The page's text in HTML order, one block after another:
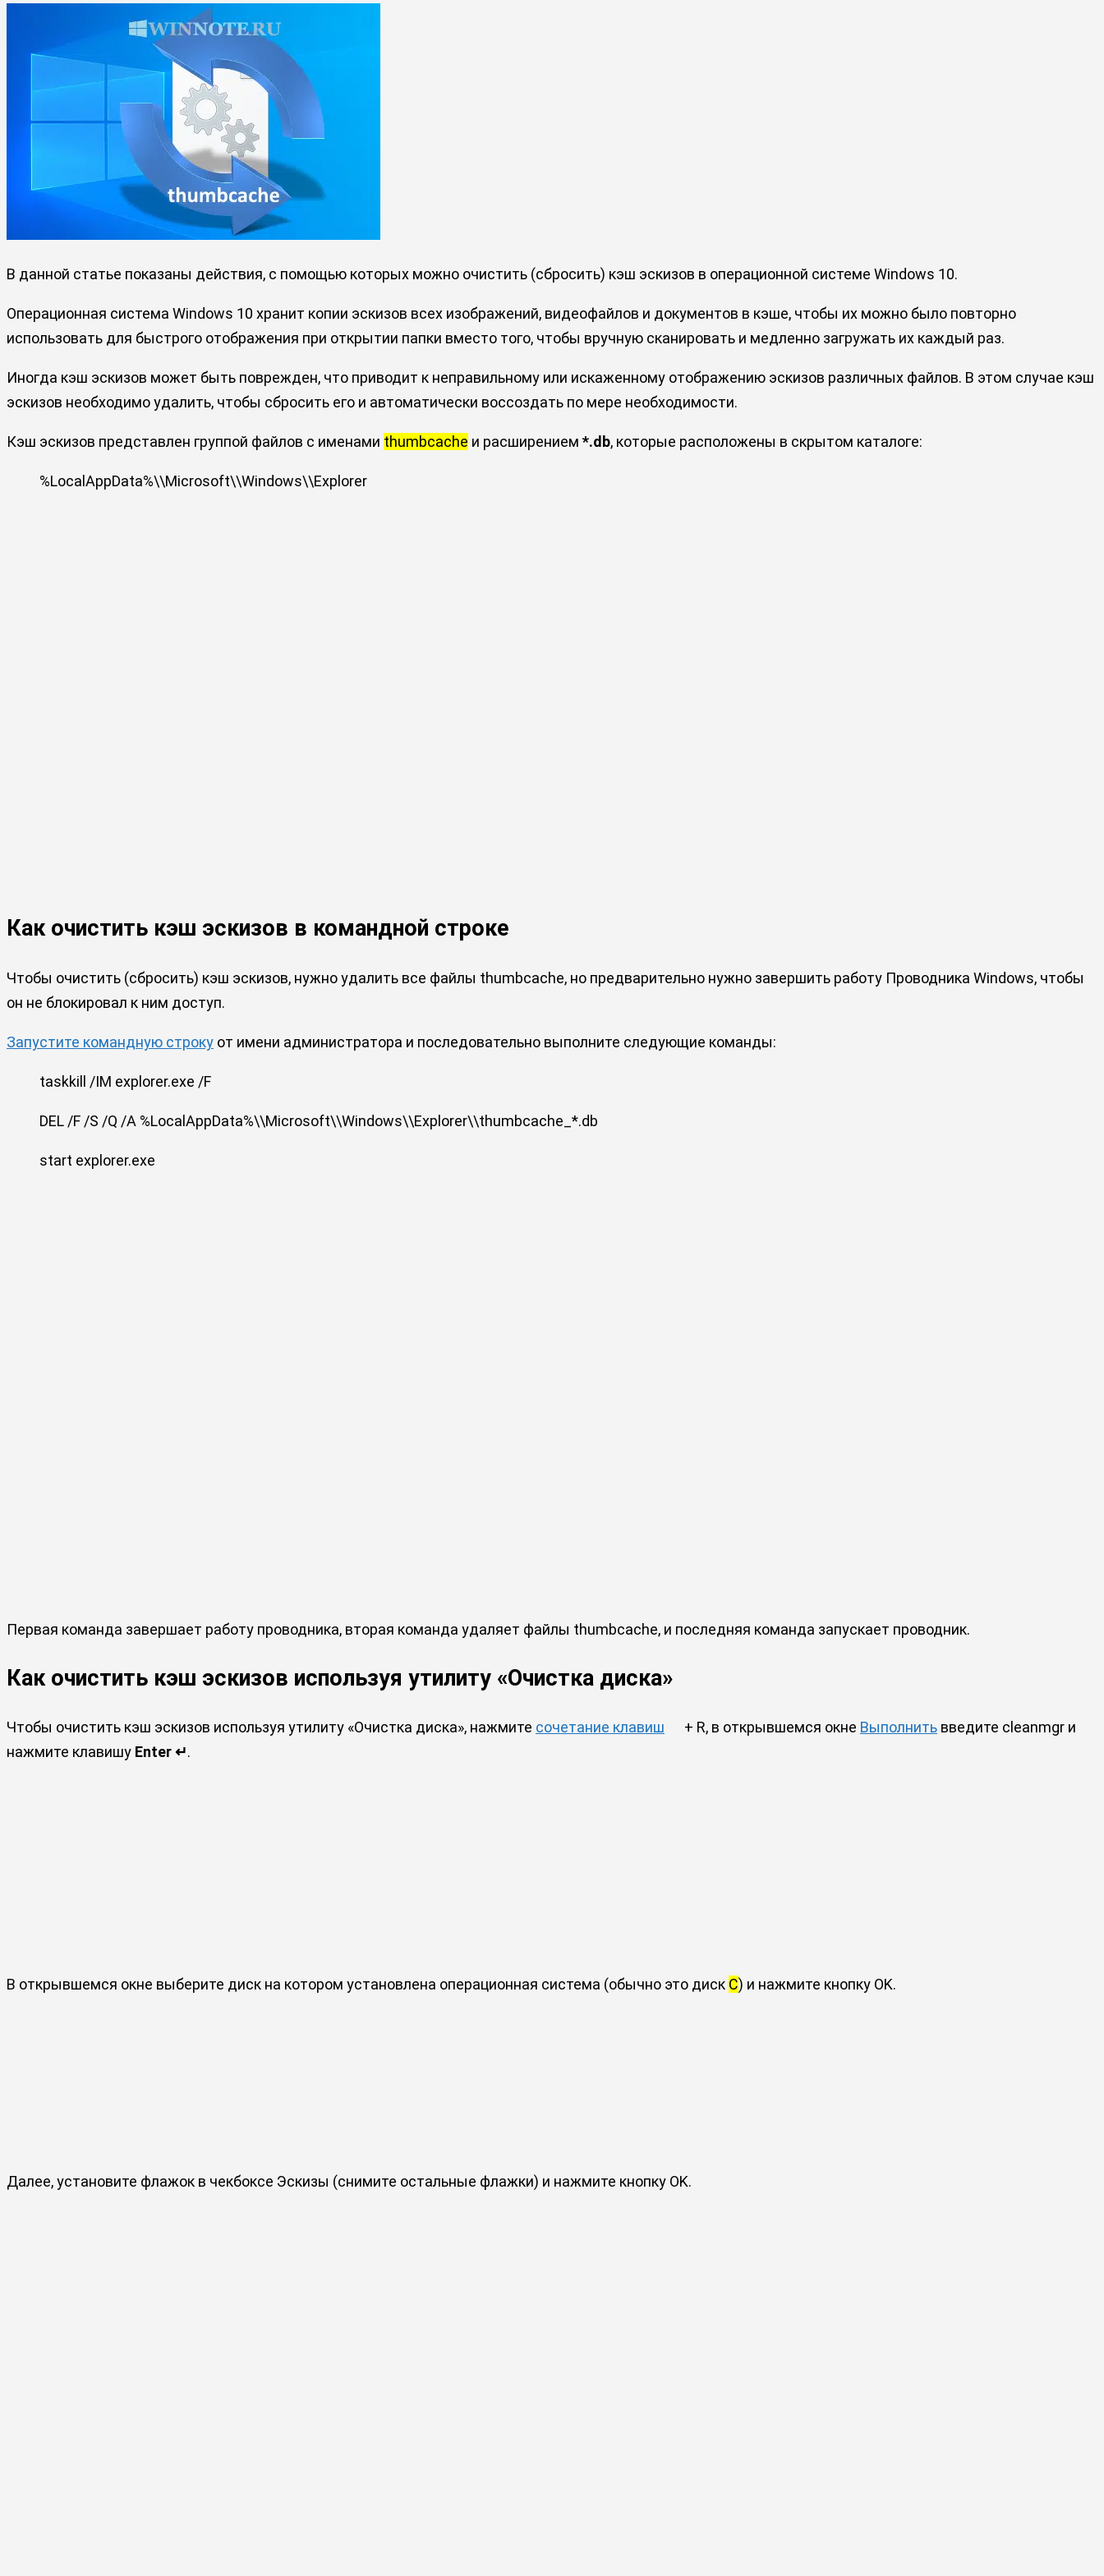
В данной статье показаны действия, с помощью которых можно очистить (сбросить) кэш эскизов в операционной системе Windows 10.
Операционная система Windows 10 хранит копии эскизов всех изображений, видеофайлов и документов в кэше, чтобы их можно было повторно
использовать для быстрого отображения при открытии папки вместо того, чтобы вручную сканировать и медленно загружать их каждый раз.
Иногда кэш эскизов может быть поврежден, что приводит к неправильному или искаженному отображению эскизов различных файлов. В этом случае кэш
эскизов необходимо удалить, чтобы сбросить его и автоматически воссоздать по мере необходимости.
Кэш эскизов представлен группой файлов с именами thumbcache и расширением *.db, которые расположены в скрытом каталоге:
%LocalAppData%\\Microsoft\\Windows\\Explorer
Как очистить кэш эскизов в командной строке
Чтобы очистить (сбросить) кэш эскизов, нужно удалить все файлы thumbcache, но предварительно нужно завершить работу Проводника Windows, чтобы
он не блокировал к ним доступ.
Запустите командную строку от имени администратора и последовательно выполните следующие команды:
taskkill /IM explorer.exe /F
DEL /F /S /Q /A %LocalAppData%\\Microsoft\\Windows\\Explorer\\thumbcache_*.db
start explorer.exe
Первая команда завершает работу проводника, вторая команда удаляет файлы thumbcache, и последняя команда запускает проводник.
Как очистить кэш эскизов используя утилиту «Очистка диска»
Чтобы очистить кэш эскизов используя утилиту «Очистка диска», нажмите сочетание клавиш + R, в открывшемся окне Выполнить введите cleanmgr и
нажмите клавишу Enter ↵.
В открывшемся окне выберите диск на котором установлена операционная система (обычно это диск C) и нажмите кнопку OK.
Далее, установите флажок в чекбоксе Эскизы (снимите остальные флажки) и нажмите кнопку OK.